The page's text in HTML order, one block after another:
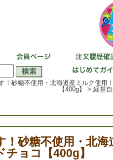
！砂糖不使用・北海道産ミルク使用
【400g】 > 経堂
！砂糖不使用・北海
ョコ【400g】